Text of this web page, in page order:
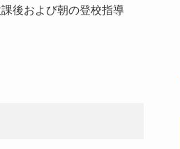
後および朝の登校指導